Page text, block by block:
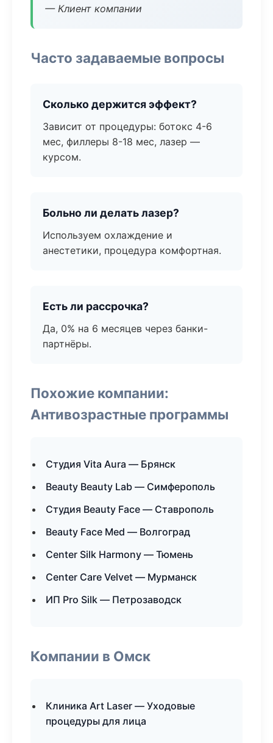
— Клиент компании
Часто задаваемые вопросы
Сколько держится эффект?
Зависит от процедуры: ботокс 4-6
мес, филлеры 8-18 мес, лазер —
курсом.
Больно ли делать лазер?
Используем охлаждение и
анестетики, процедура комфортная.
Есть ли рассрочка?
Да, 0% на 6 месяцев через банки-
партнёры.
Похожие компании:
Антивозрастные программы
Студия Vita Aura — Брянск
Beauty Beauty Lab — Симферополь
Студия Beauty Face — Ставрополь
Beauty Face Med — Волгоград
Center Silk Harmony — Тюмень
Center Care Velvet — Мурманск
ИП Pro Silk — Петрозаводск
Компании в Омск
Клиника Art Laser — Уходовые
процедуры для лица